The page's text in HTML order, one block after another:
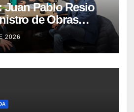
Juan Pablo Resio
de Obras
Presidente de
recorrer la ruta a
2026